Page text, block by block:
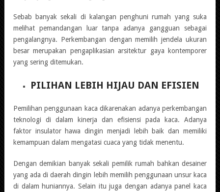
Sebab banyak sekali di kalangan penghuni rumah yang suka
melihat pemandangan luar tanpa adanya gangguan sebagai
pengalangnya. Perkembangan dengan memilih jendela ukuran
besar merupakan pengaplikasian arsitektur gaya kontemporer
yang sering ditemukan.
PILIHAN LEBIH HIJAU DAN EFISIEN
Pemilihan penggunaan kaca dikarenakan adanya perkembangan
teknologi di dalam kinerja dan efisiensi pada kaca. Adanya
faktor insulator hawa dingin menjadi lebih baik dan memiliki
kemampuan dalam mengatasi cuaca yang tidak menentu.
Dengan demikian banyak sekali pemilik rumah bahkan desainer
yang ada di daerah dingin lebih memilih penggunaan unsur kaca
di dalam huniannya. Selain itu juga dengan adanya panel kaca